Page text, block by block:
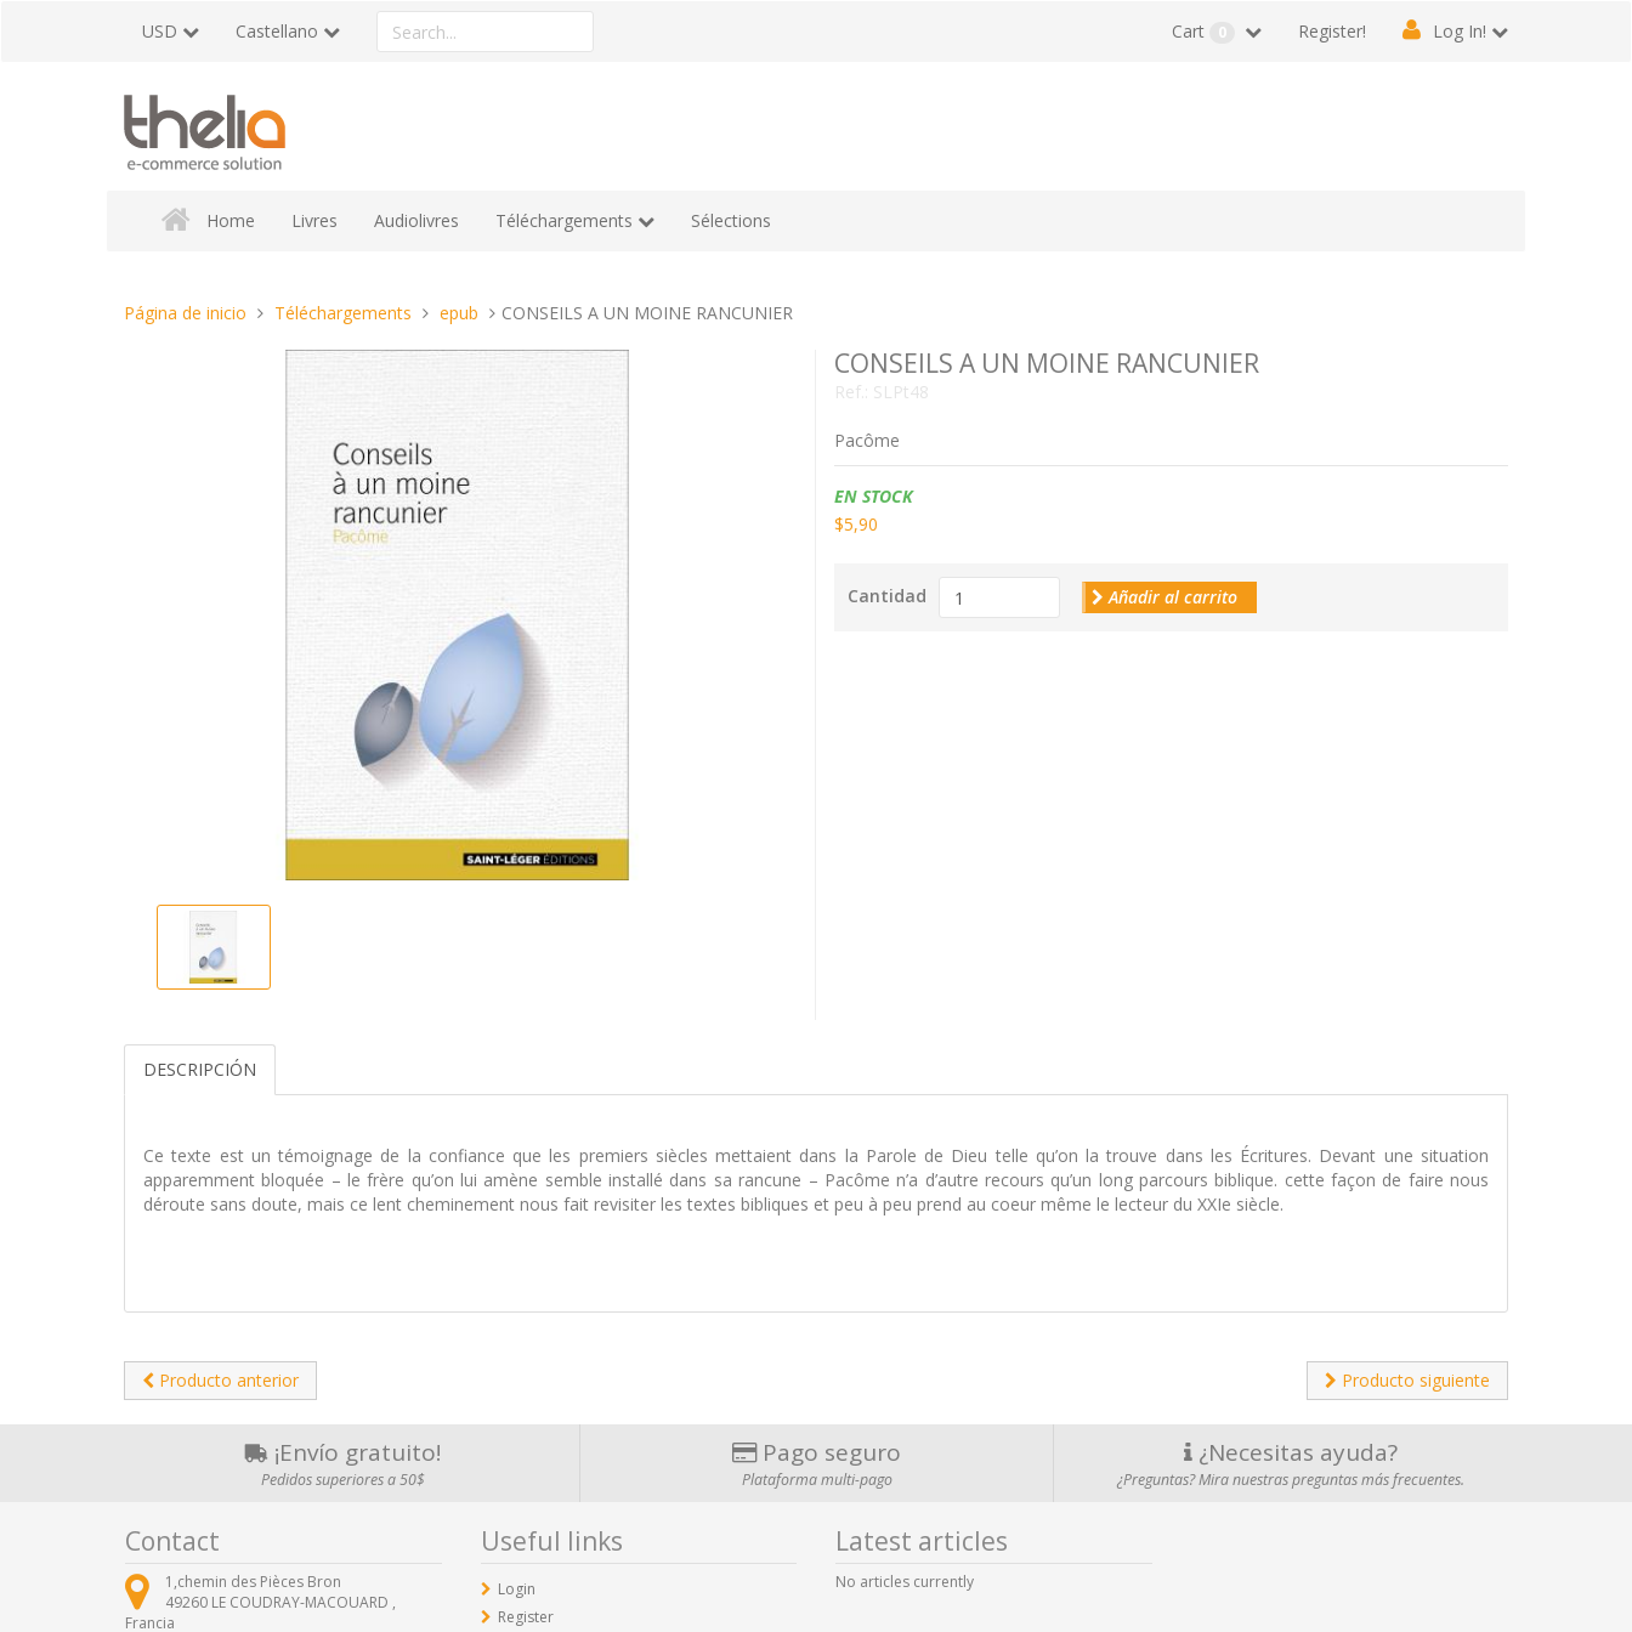
USD Castellano
Search
a
Register! Log In!
Cart 0
Home Livres Audiolivres Téléchargements Sélections
Estas
Página de inicio Téléchargements epub CONSEILS A UN MOINE RANCUNIER
CONSEILS A UN MOINE RANCUNIER
Ref.: SLPt48
Pacôme
Disponibilidad:
EN STOCK
$5,90
Cantidad Añadir al carrito
DESCRIPCIÓN
Ce texte est un témoignage de la confiance que les premiers siècles mettaient dans la Parole de Dieu telle qu’on la trouve dans les Écritures. Devant une situation
apparemment bloquée – le frère qu’on lui amène semble installé dans sa rancune – Pacôme n’a d’autre recours qu’un long parcours biblique. cette façon de faire nous
déroute sans doute, mais ce lent cheminement nous fait revisiter les textes bibliques et peu à peu prend au coeur même le lecteur du XXIe siècle.
Producto anterior Producto siguiente
¡Envío gratuito!
Pedidos superiores a 50$
Pago seguro
Plataforma multi-pago
¿Necesitas ayuda?
¿Preguntas? Mira nuestras preguntas más frecuentes.
Contact
1,chemin des Pièces Bron
49260 LE COUDRAY-MACOUARD ,
Francia
Useful links
Login
Register
Latest articles
No articles currently